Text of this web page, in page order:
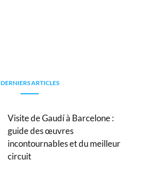
DERNIERS ARTICLES
Visite de Gaudí à Barcelone :
guide des œuvres
incontournables et du meilleur
circuit